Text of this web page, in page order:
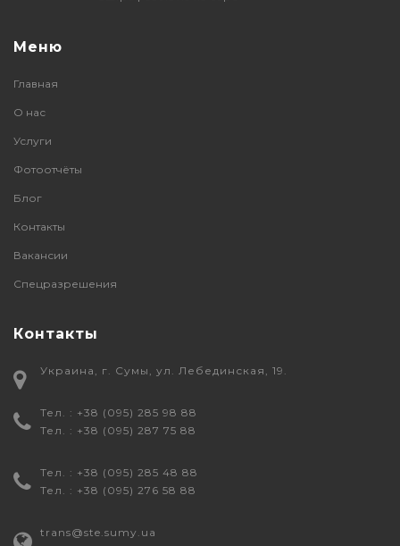
Меню
Главная
О нас
Услуги
Фотоотчёты
Блог
Контакты
Вакансии
Спецразрешения
Контакты
Украина, г. Сумы, ул. Лебединская, 19.
Тел. : +38 (095) 285 98 88
Тел. : +38 (095) 287 75 88
Тел. : +38 (095) 285 48 88
Тел. : +38 (095) 276 58 88
trans@ste.sumy.ua